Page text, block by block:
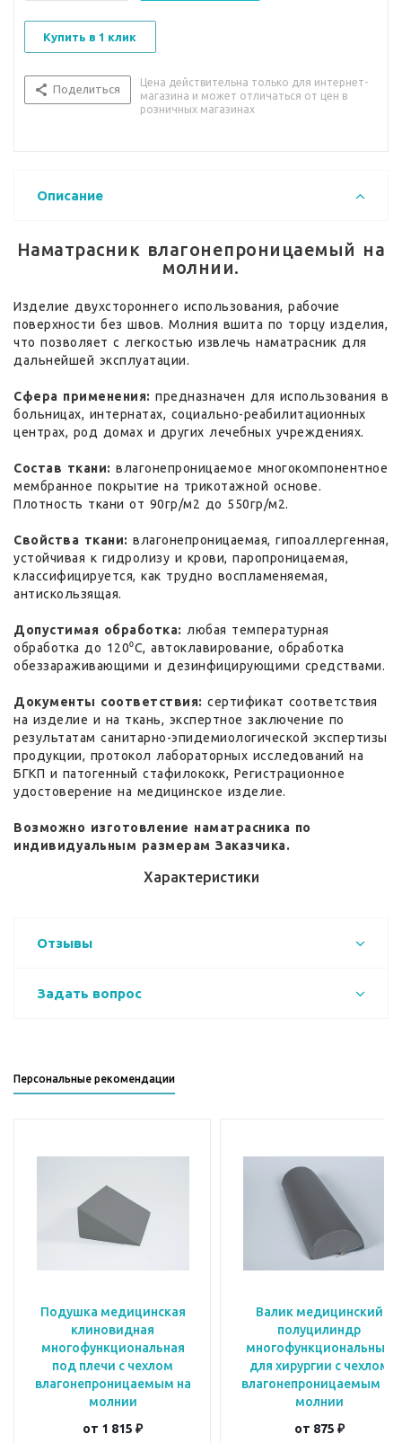
Купить в 1 клик
Поделиться
Цена действительна только для интернет-
магазина и может отличаться от цен в
розничных магазинах
Описание
Наматрасник влагонепроницаемый на
молнии.
Изделие двухстороннего использования, рабочие
поверхности без швов. Молния вшита по торцу изделия,
что позволяет с легкостью извлечь наматрасник для
дальнейшей эксплуатации.
Сфера применения: предназначен для использования в
больницах, интернатах, социально-реабилитационных
центрах, род домах и других лечебных учреждениях.
Состав ткани: влагонепроницаемое многокомпонентное
мембранное покрытие на трикотажной основе.
Плотность ткани от 90гр/м2 до 550гр/м2.
Свойства ткани: влагонепроницаемая, гипоаллергенная,
устойчивая к гидролизу и крови, паропроницаемая,
классифицируется, как трудно воспламеняемая,
антискользящая.
Допустимая обработка: любая температурная
обработка до 120⁰С, автоклавирование, обработка
обеззараживающими и дезинфицирующими средствами.
Документы соответствия: сертификат соответствия
на изделие и на ткань, экспертное заключение по
результатам санитарно-эпидемиологической экспертизы
продукции, протокол лабораторных исследований на
БГКП и патогенный стафилококк, Регистрационное
удостоверение на медицинское изделие.
Возможно изготовление наматрасника по
индивидуальным размерам Заказчика.
Характеристики
Отзывы
Задать вопрос
Персональные рекомендации
Подушка медицинская
клиновидная
многофункциональная
под плечи с чехлом
влагонепроницаемым на
молнии
от 1 815 ₽
Валик медицинский
полуцилиндр
многофункциональный
для хирургии с чехлом
влагонепроницаемым на
молнии
от 875 ₽